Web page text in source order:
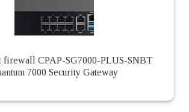
firewall CPAP-SG7000-PLUS-SNBT
7000 Security Gateway